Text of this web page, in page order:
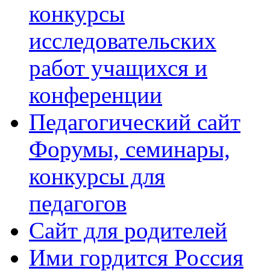
конкурсы
исследовательских
работ учащихся и
конференции
Педагогический сайт
Форумы, семинары,
конкурсы для
педагогов
Сайт для родителей
Ими гордится Россия